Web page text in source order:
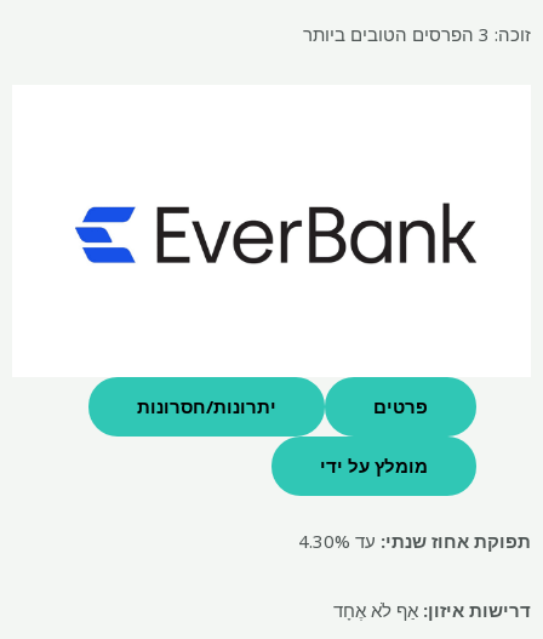
זוכה: 3 הפרסים הטובים ביותר
פרטים יתרונות/חסרונות
מומלץ על ידי
תפוקת אחוז שנתי: עד 4.30%
דרישות איזון: אַף לֹא אֶחָד